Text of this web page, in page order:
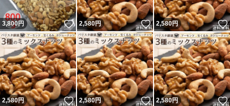
3,800円 いいね！
2,580円 いいね！
2,580円
2,580円 いいね！
2,580円 いいね！
2,580円